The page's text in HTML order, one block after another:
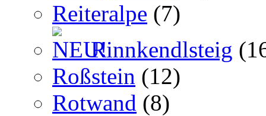
Reiteralpe (7)
Rinnkendlsteig
Roßstein (12)
Rotwand (8)